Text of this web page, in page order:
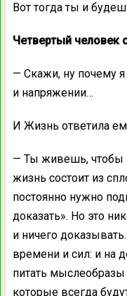
Вот тогда ты и
Четвертый человек
— Скажи, ну почему я
и напряжении…
И Жизнь ответила
— Ты живешь, чтобы
жизнь состоит из
постоянно нужно
доказать». Но это
и ничего
времени и сил: и на
питать
которые всегда